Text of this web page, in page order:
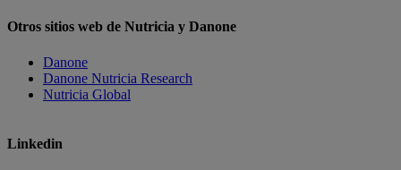
Otros sitios web de Nutricia y Danone
Danone
Danone Nutricia Research
Nutricia Global
Linkedin